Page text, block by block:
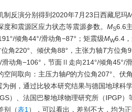
制反演分别得到2020年7月23日西藏尼玛
和震源区应力状态等震源参数。 MS6.6
倾角44°/滑动角−87°；矩震级MW6.4
角220°、倾伏角88°，主张力轴T方位角
滑动角−106°，节面Ⅱ走向214°/倾角45°/
空间取向：主压力轴P的方位角207°、伏
为例，通过比较本研究结果与德国地球科
）、法国巴黎地球物理研究所（IPGP
别（表1），可以看出，差别不大，均为